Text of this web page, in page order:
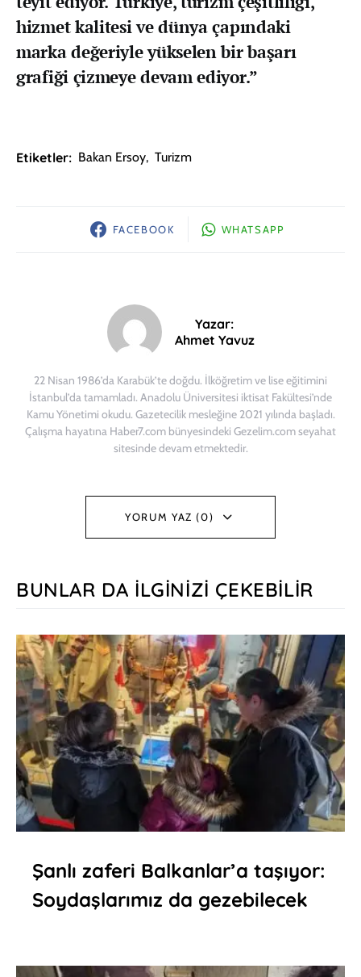
hizmet kalitesi ve dünya çapındaki
marka değeriyle yükselen bir başarı
grafiği çizmeye devam ediyor.”
Etiketler: Bakan Ersoy, Turizm
FACEBOOK WHATSAPP
Yazar:
Ahmet Yavuz
22 Nisan 1986’da Karabük’te doğdu. İlköğretim ve lise eğitimini
İstanbul’da tamamladı. Anadolu Üniversitesi iktisat Fakültesi’nde
Kamu Yönetimi okudu. Gazetecilik mesleğine 2021 yılında başladı.
Çalışma hayatına Haber7.com bünyesindeki Gezelim.com seyahat
sitesinde devam etmektedir.
YORUM YAZ (0)
BUNLAR DA İLGINIZI ÇEKEBILIR
Şanlı zaferi Balkanlar’a taşıyor:
Soydaşlarımız da gezebilecek